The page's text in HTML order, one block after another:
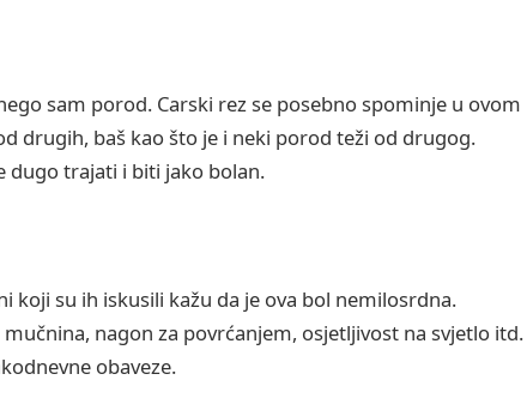
sam porod. Carski rez se posebno spominje u ovom
drugih, baš kao što je i neki porod teži od drugog.
dugo trajati i biti jako bolan.
koji su ih iskusili kažu da je ova bol nemilosrdna.
nagon za povrćanjem, osjetljivost na svjetlo itd.
obaveze.